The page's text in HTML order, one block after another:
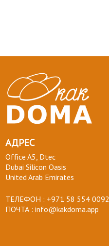
АДРЕС
Office A5, Dtec
Dubai Silicon Oasis
United Arab Emirates
ТЕЛЕФОН : +971 58 554 0092
ПОЧТА : info@kakdoma.app